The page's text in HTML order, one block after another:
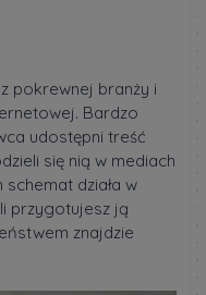
pokrewnej branży i
Bardzo
udostępni treść
się nią w mediach
działa w
przygotujesz ją
znajdzie